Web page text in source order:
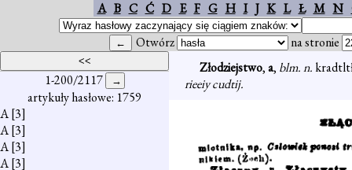
A B C Ć D E F G H I J K L Ł M N
Otwórz na stronie
1-200/2117
artykuły hasłowe: 1759
A[3]
A[3]
A[3]
A[3]
Złodziejstwo,a, blm. n.
rieeiy cudtij.